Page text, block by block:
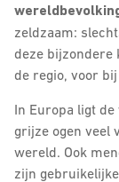
zeldzaam:
deze bijzondere
de regio, voor
In Europa ligt
grijze ogen veel
wereld. Ook
zijn